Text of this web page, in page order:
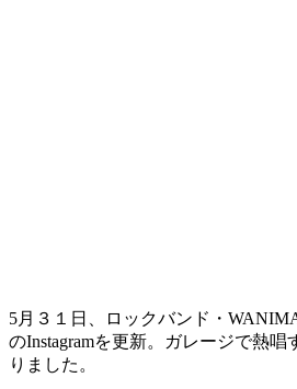
5月３１日、ロックバンド・
のInstagramを更新。ガレージで熱
りました。